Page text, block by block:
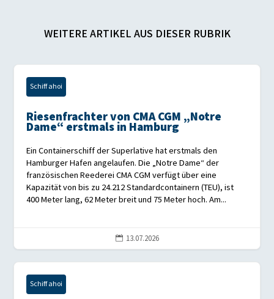
WEITERE ARTIKEL AUS DIESER RUBRIK
Schiff ahoi
Riesenfrachter von CMA CGM „Notre
Dame“ erstmals in Hamburg
Ein Containerschiff der Superlative hat erstmals den
Hamburger Hafen angelaufen. Die „Notre Dame“ der
französischen Reederei CMA CGM verfügt über eine
Kapazität von bis zu 24.212 Standardcontainern (TEU), ist
400 Meter lang, 62 Meter breit und 75 Meter hoch. Am...
 13.07.2026
Schiff ahoi